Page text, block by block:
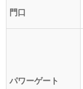
門口
パワーゲート